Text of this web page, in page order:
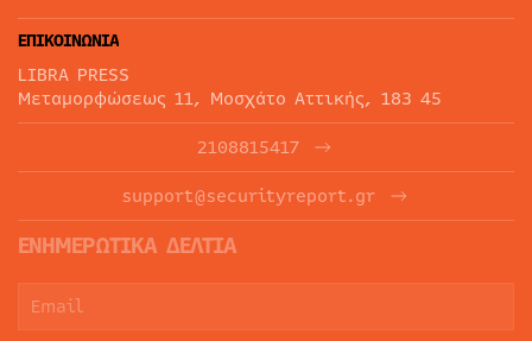
ΕΠΙΚΟΙΝΩΝΙΑ
LIBRA PRESS
Μεταμορφώσεως 11, Μοσχάτο Αττικής, 183 45
2108815417
support@securityreport.gr
ΕΝΗΜΕΡΩΤΙΚΑ ΔΕΛΤΙΑ